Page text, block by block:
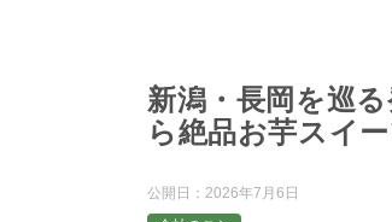
新潟・長岡を巡
ら絶品お芋スイ
公開日： 2026年7月6日